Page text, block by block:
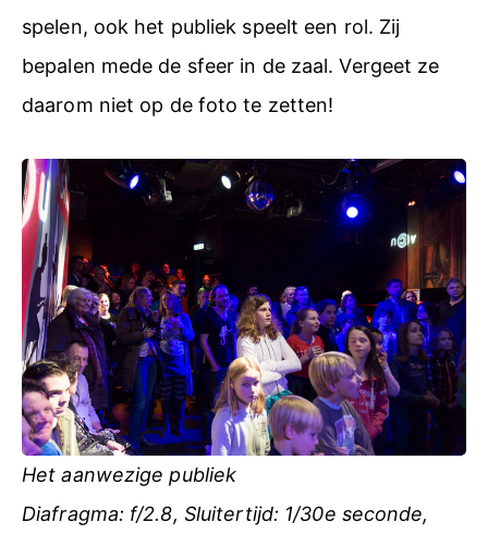
spelen, ook het publiek speelt een rol. Zij
bepalen mede de sfeer in de zaal. Vergeet ze
daarom niet op de foto te zetten!
Het aanwezige publiek
Diafragma: f/2.8, Sluitertijd: 1/30e seconde,